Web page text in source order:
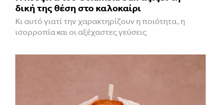
δική της θέση στο καλοκαίρι
Κι αυτό γιατί την χαρακτηρίζουν η ποιότητα, η
ισορροπία και οι αξέχαστες γεύσεις